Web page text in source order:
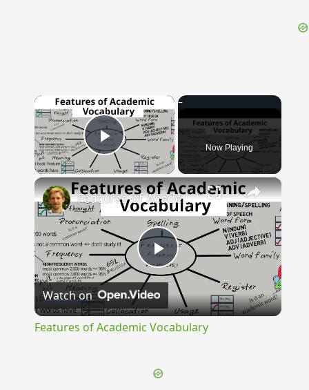
×
Play Video Now Playing
×
Play
Video
Features of Academic Vocabulary
Watch on
Features of Academic Vocabulary